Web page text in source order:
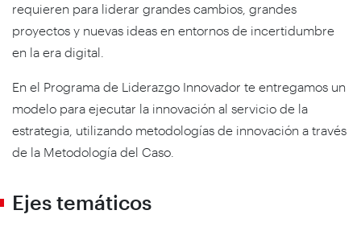
requieren para liderar grandes cambios, grandes
proyectos y nuevas ideas en entornos de incertidumbre
en la era digital.
En el Programa de Liderazgo Innovador te entregamos un
modelo para ejecutar la innovación al servicio de la
estrategia, utilizando metodologías de innovación a través
de la Metodología del Caso.
Ejes temáticos